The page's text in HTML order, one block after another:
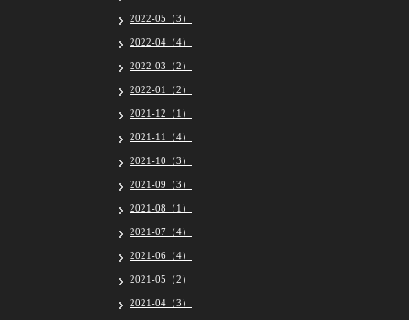
2022-05（3）
2022-04（4）
2022-03（2）
2022-01（2）
2021-12（1）
2021-11（4）
2021-10（3）
2021-09（3）
2021-08（1）
2021-07（4）
2021-06（4）
2021-05（2）
2021-04（3）